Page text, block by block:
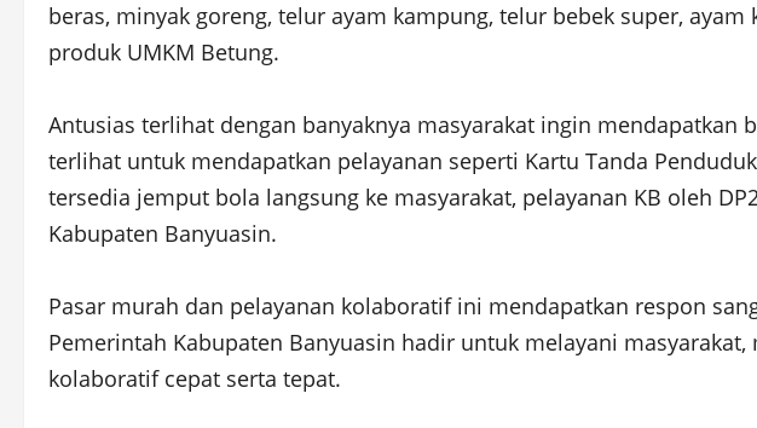
beras, minyak goreng, telur ayam kampung, telur bebek super,
produk UMKM Betung.
Antusias terlihat dengan banyaknya masyarakat ingin
terlihat untuk mendapatkan pelayanan seperti Kartu Tanda
tersedia jemput bola langsung ke masyarakat, pelayanan KB oleh
Kabupaten Banyuasin.
Pasar murah dan pelayanan kolaboratif ini mendapatkan respon
Pemerintah Kabupaten Banyuasin hadir untuk melayani
kolaboratif cepat serta tepat.